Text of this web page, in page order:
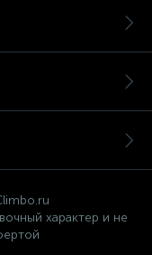
характер и не